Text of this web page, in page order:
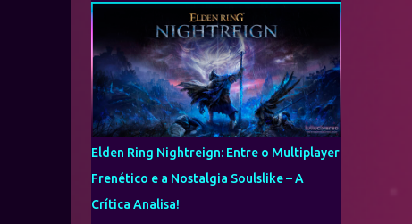
Elden Ring Nightreign: Entre o Multiplayer
Frenético e a Nostalgia Soulslike – A
Crítica Analisa!